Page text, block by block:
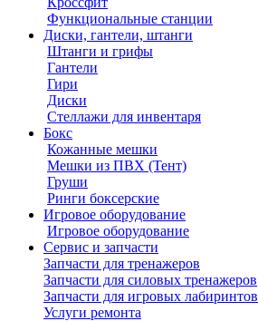
Функциональные станции
Диски, гантели, штанги
Штанги и грифы
Гантели
Гири
Диски
Стеллажи для инвентаря
Бокс
Кожанные мешки
Мешки из ПВХ (Тент)
Груши
Ринги боксерские
Игровое оборудование
Игровое оборудование
Сервис и запчасти
Запчасти для тренажеров
Запчасти для силовых тренажеров
Запчасти для игровых лабиринтов
Услуги ремонта